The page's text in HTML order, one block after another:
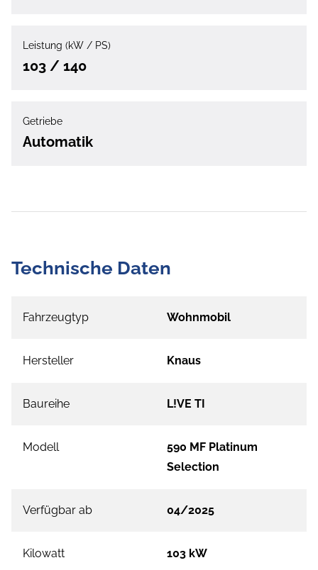
Leistung (kW / PS)
103 / 140
Getriebe
Automatik
Technische Daten
Fahrzeugtyp Wohnmobil
Hersteller Knaus
Baureihe L!VE TI
Modell
590 MF Platinum
Selection
Verfügbar ab 04/2025
Kilowatt 103 kW